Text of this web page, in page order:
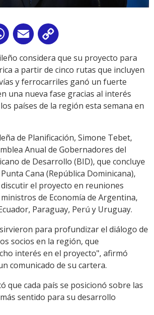
WhatsApp
Email
Link
considera que su proyecto para
a partir de cinco rutas que incluyen
y ferrocarriles ganó un fuerte
una nueva fase gracias al interés
países de la región esta semana en
de Planificación, Simone Tebet,
Anual de Gobernadores del
de Desarrollo (BID), que concluye
Cana (República Dominicana),
el proyecto en reuniones
de Economía de Argentina,
Paraguay, Perú y Uruguay.
para profundizar el diálogo de
socios en la región, que
interés en el proyecto", afirmó
comunicado de su cartera.
que cada país se posicionó sobre las
sentido para su desarrollo